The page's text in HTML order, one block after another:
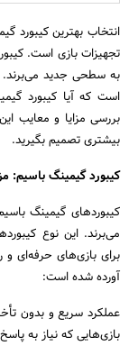
انتخاب بهترین کیبورد
تجهیزات بازی است.
به سطحی جدید می‌برند.
است که آیا کیبورد
بررسی مزایا و معایب
بیشتری تصمیم بگیرید.
کیبورد گیمینگ باسیم:
کیبوردهای گیمینگ
می‌برند. این نوع
برای بازی‌های حرفه‌ای و
آورده شده است:
عملکرد سریع و بدون
بازی‌هایی که نیاز به